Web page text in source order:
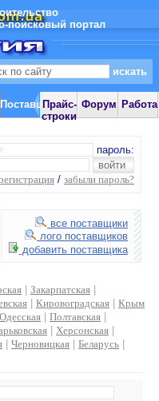
поисковый портал
Поставщики
Прайс-
строки
Форум Работа
пароль:
/ забыли пароль?
все поставщики
лого поставщиков
добавить поставщика
Закарпатская
Кировоградская
Крым
Одесская Полтавская
Херсонская
Черновицкая Беларусь